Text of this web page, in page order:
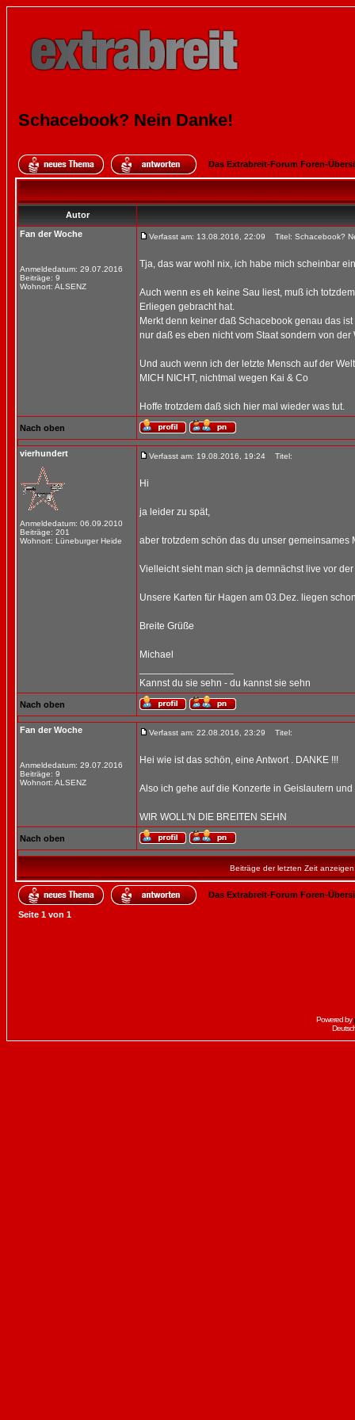
Schacebook? Nein Danke!
Das Extrabreit-Forum Foren-
Autor
Fan der Woche
Anmeldedatum: 29.07.2016
Beiträge: 9
Wohnort: ALSENZ
Verfasst am: 13.08.2016, 22:09 Titel: Schacebook?
Tja, das war wohl nix, ich habe mich scheinbar
Auch wenn es eh keine Sau liest, muß ich
Erliegen gebracht hat.
Merkt denn keiner daß Schacebook genau das
nur daß es eben nicht vom Staat sondern von
Und auch wenn ich der letzte Mensch auf der
MICH NICHT, nichtmal wegen Kai & Co
Hoffe trotzdem daß sich hier mal wieder was tut.
Nach oben
vierhundert
Anmeldedatum: 06.09.2010
Beiträge: 201
Wohnort: Lüneburger Heide
Verfasst am: 19.08.2016, 19:24 Titel:
Hi
ja leider zu spät,
aber trotzdem schön das du unser gemeinsames
Vielleicht sieht man sich ja demnächst live vor
Unsere Karten für Hagen am 03.Dez. liegen
Breite Grüße
Michael
Kannst du sie sehn - du kannst sie sehn
Nach oben
Fan der Woche
Anmeldedatum: 29.07.2016
Beiträge: 9
Wohnort: ALSENZ
Verfasst am: 22.08.2016, 23:29 Titel:
Hei wie ist das schön, eine Antwort . DANKE !!!
Also ich gehe auf die Konzerte in Geislautern und
WIR WOLL'N DIE BREITEN SEHN
Nach oben
Beiträge der letzten Zeit
Das Extrabreit-Forum Foren-
Seite 1 von 1
Powered by